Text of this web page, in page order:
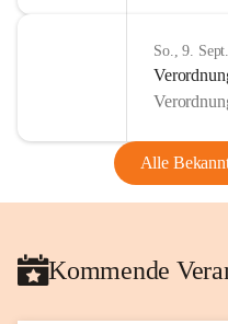
So., 9.
Alle
Kommende